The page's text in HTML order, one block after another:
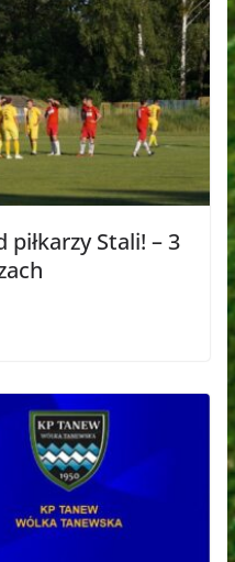
Stali! – 3